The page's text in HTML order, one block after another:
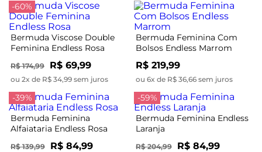
-60%
Bermuda Viscose Double
Feminina Endless Rosa
R$ 174,99 R$ 69,99
ou 2x de R$ 34,99 sem juros
Bermuda Feminina Com
Bolsos Endless Marrom
R$ 219,99
ou 6x de R$ 36,66 sem juros
-39%
Bermuda Feminina
Alfaiataria Endless Rosa
R$ 139,99 R$ 84,99
-59%
Bermuda Feminina Endless
Laranja
R$ 204,99 R$ 84,99